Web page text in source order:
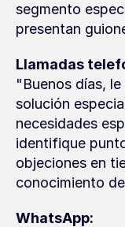
segmento
presentan
Llamadas
"Buenos días,
solución
necesidades
identifique
objeciones en
conocimiento
WhatsApp: